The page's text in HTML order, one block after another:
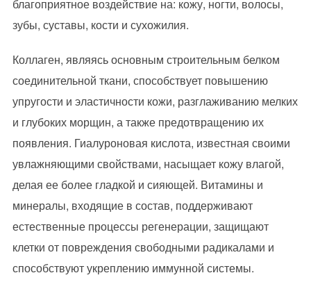
благоприятное воздействие на: кожу, ногти, волосы,
зубы, суставы, кости и сухожилия.
Коллаген, являясь основным строительным белком
соединительной ткани, способствует повышению
упругости и эластичности кожи, разглаживанию мелких
и глубоких морщин, а также предотвращению их
появления. Гиалуроновая кислота, известная своими
увлажняющими свойствами, насыщает кожу влагой,
делая ее более гладкой и сияющей. Витамины и
минералы, входящие в состав, поддерживают
естественные процессы регенерации, защищают
клетки от повреждения свободными радикалами и
способствуют укреплению иммунной системы.